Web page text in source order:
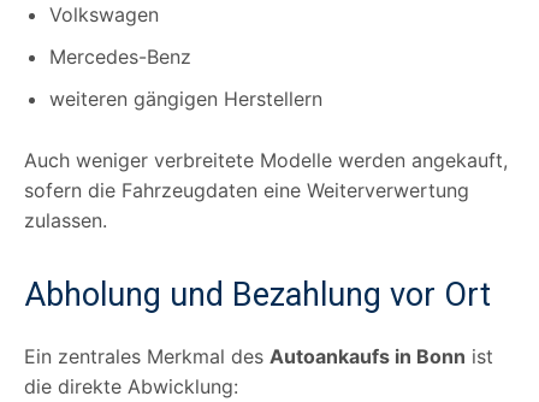
Volkswagen
Mercedes-Benz
weiteren gängigen Herstellern
Auch weniger verbreitete Modelle werden angekauft,
sofern die Fahrzeugdaten eine Weiterverwertung
zulassen.
Abholung und Bezahlung vor Ort
Ein zentrales Merkmal des Autoankaufs in Bonn ist
die direkte Abwicklung: